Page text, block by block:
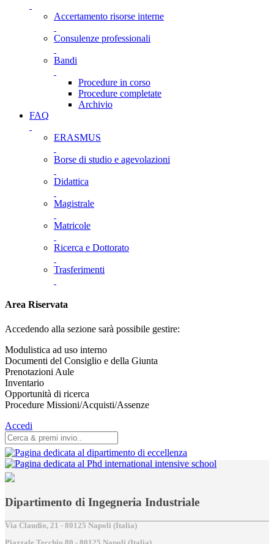
Accertamento risorse interne
Consulenze professionali
Bandi
Procedure in corso
Procedure completate
Archivio
FAQ
ERASMUS
Borse di studio e agevolazioni
Didattica
Magistrale
Matricole
Ricerca e Dottorato
Trasferimenti
Area Riservata
Accedendo alla sezione sarà possibile gestire:
Modulistica ad uso interno
Documenti del Consiglio e della Giunta
Prenotazioni Aule
Inventario
Opportunità di ricerca
Procedure Missioni/Acquisti/Assenze
Accedi
Dipartimento di Ingegneria Industriale
Via Claudio, 21 - 80125 Napoli (Italia)